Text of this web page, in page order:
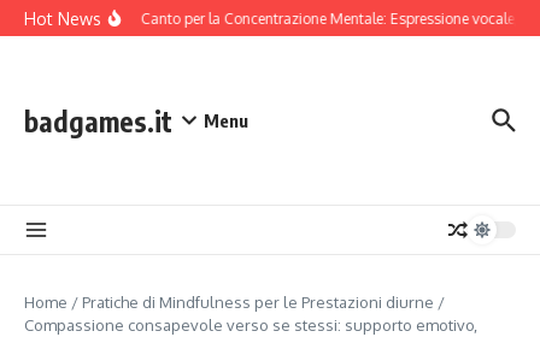
Skip to content
Hot News
Tecniche di Canto per la Concentrazione Mentale: Espressione vocale,
badgames.it Menu
Home / Pratiche di Mindfulness per le Prestazioni diurne /
Compassione consapevole verso se stessi: supporto emotivo,